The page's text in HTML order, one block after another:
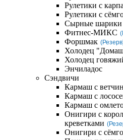
Рулетики с
Рулетики с
Сырные шарики
Фитнес-МИКС
Форшмак
Холодец
Холодец
Энчиладос
Сэндвичи
Кармаш с
Кармаш с
Кармаш с
Онигири с
креветками
Онигири с